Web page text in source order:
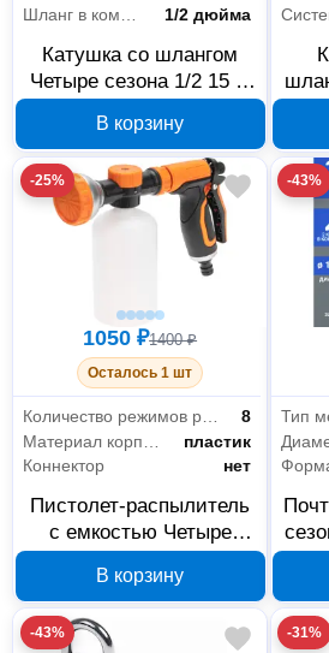
1/2 дюйма
Катушка со шлангом
Четыре сезона 1/2 15 м
В корзину
-25%
1050 ₽1400 ₽
Осталось 1 шт
8
пластик
Коннектор
нет
Пистолет-распылитель
с емкостью Четыре
В корзину
-43%
-43% -31%